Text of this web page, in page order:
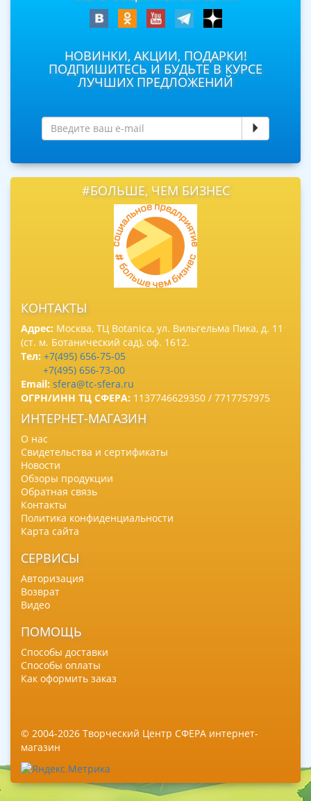
НОВИНКИ, АКЦИИ, ПОДАРКИ!
ПОДПИШИТЕСЬ И БУДЬТЕ В КУРСЕ
ЛУЧШИХ ПРЕДЛОЖЕНИЙ
#БОЛЬШЕ, ЧЕМ БИЗНЕС
КОНТАКТЫ
Адрес: Москва, ТЦ Botanica, ул. Вильгельма Пика, д. 11
(ст. м. Ботанический сад), оф. 1612.
Тел: +7(495) 656-75-05
+7(495) 656-73-00
Email: sfera@tc-sfera.ru
ОГРН/ИНН ТЦ СФЕРА: 1137746629350 / 7717757975
ИНТЕРНЕТ-МАГАЗИН
О нас
Свидетельства и сертификаты
Новости
Обзоры продукции
Обратная связь
Контакты
Политика конфиденциальности
Карта сайта
СЕРВИСЫ
Авторизация
Возврат
Видео
ПОМОЩЬ
Способы доставки
Способы оплаты
Как оформить заказ
© 2004-2026 Творческий Центр СФЕРА интернет-
магазин